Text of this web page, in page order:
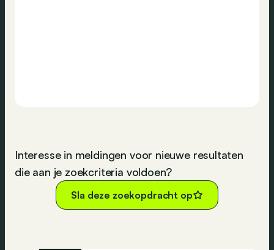
Interesse in meldingen voor nieuwe resultaten
die aan je zoekcriteria voldoen?
Sla deze zoekopdracht op